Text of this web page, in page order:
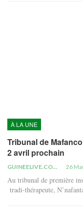
À LA UNE
Tribunal de
2 avril prochain
GUINEELIVE.COM 26
Au tribunal de première
tradi-thérapeute,